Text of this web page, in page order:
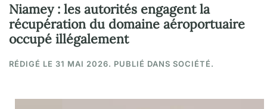
Niamey : les autorités engagent la
récupération du domaine aéroportuaire
occupé illégalement
RÉDIGÉ LE 31 MAI 2026. PUBLIÉ DANS SOCIÉTÉ.